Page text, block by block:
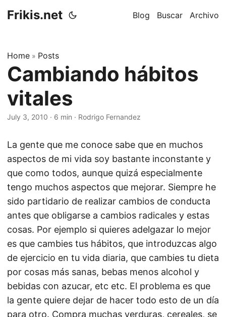
Frikis.net Blog Buscar Archivo
Home » Posts
Cambiando hábitos
vitales
July 3, 2010 · 6 min · Rodrigo Fernandez
La gente que me conoce sabe que en muchos
aspectos de mi vida soy bastante inconstante y
que como todos, aunque quizá especialmente
tengo muchos aspectos que mejorar. Siempre he
sido partidario de realizar cambios de conducta
antes que obligarse a cambios radicales y estas
cosas. Por ejemplo si quieres adelgazar lo mejor
es que cambies tus hábitos, que introduzcas algo
de ejercicio en tu vida diaria, que cambies tu dieta
por cosas más sanas, bebas menos alcohol y
bebidas con azucar, etc etc. El problema es que
la gente quiere dejar de hacer todo esto de un día
para otro. Compra muchas verduras, cereales, se